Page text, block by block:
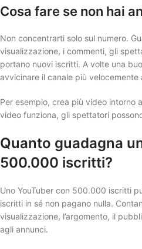
Cosa fare se non hai
Non concentrarti solo sul numero.
visualizzazione, i commenti, gli
portano nuovi iscritti. A volte una
avvicinare il canale più
Per esempio, crea più video intorno
video funziona, gli spettatori
Quanto guadagna
500.000 iscritti?
Uno YouTuber con 500.000 iscritti
iscritti in sé non pagano nulla.
visualizzazione, l’argomento, il
agli annunci.